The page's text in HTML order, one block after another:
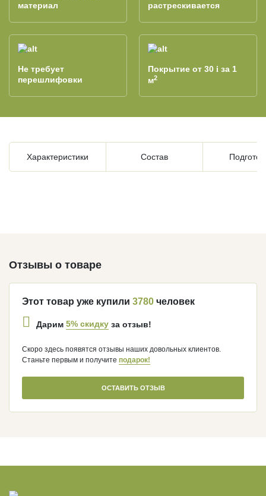
материал
растрескивается
Не требует
перешлифовки
Покрытие от 30 i за 1
м2
Характеристики Состав
Отзывы о товаре
Этот товар уже купили 3780 человек
Дарим 5% скидку за отзыв!
Скоро здесь появятся отзывы наших довольных клиентов.
Станьте первым и получите подарок!
ОСТАВИТЬ ОТЗЫВ